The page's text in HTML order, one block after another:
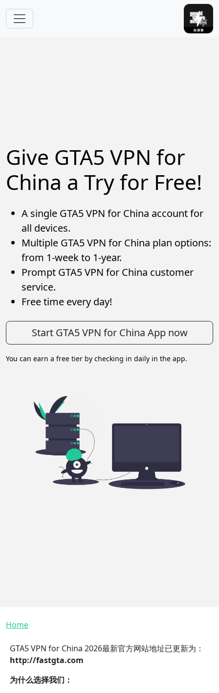
Give GTA5 VPN for
China a Try for Free!
A single GTA5 VPN for China account for
all devices.
Multiple GTA5 VPN for China plan options:
from 1-week to 1-year.
Prompt GTA5 VPN for China customer
service.
Free time every day!
Start GTA5 VPN for China App now
You can earn a free tier by checking in daily in the app.
Breadcrumb
Home
GTA5 VPN for China 2026最新官方网站地址已更新为：
http://fastgta.com
为什么选择我们：